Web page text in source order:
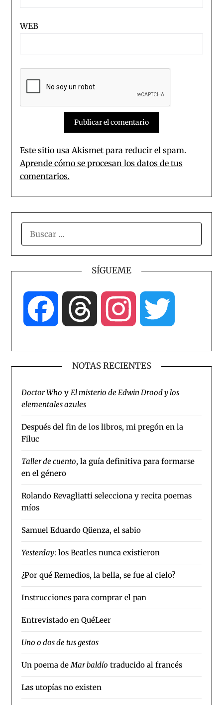
WEB
Este sitio usa Akismet para reducir el spam.
Aprende cómo se procesan los datos de tus
comentarios.
SÍGUEME
Facebook Threads Instagram
NOTAS RECIENTES
Doctor Who yEl misterio de Edwin Drood y los
elementales azules
Después del fin de los libros, mi pregón en la
Filuc
Taller de cuento, la guía definitiva para formarse
en el género
Rolando Revagliatti selecciona y recita poemas
míos
Samuel Eduardo Qüenza, el sabio
Yesterday: los Beatles nunca existieron
¿Por qué Remedios, la bella, se fue al cielo?
Instrucciones para comprar el pan
Entrevistado en QuéLeer
Uno o dos de tus gestos
Un poema deMar baldío traducido al francés
Las utopías no existen